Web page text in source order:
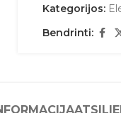
Kategorijos:
Bendrinti: